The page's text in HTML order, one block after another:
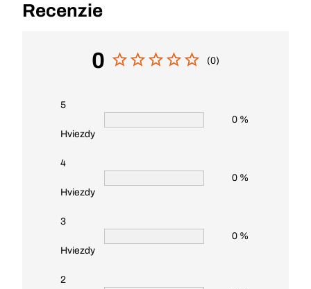
Recenzie
0 (0)
5
Hviezdy
0 %
4
Hviezdy
0 %
3
Hviezdy
0 %
2